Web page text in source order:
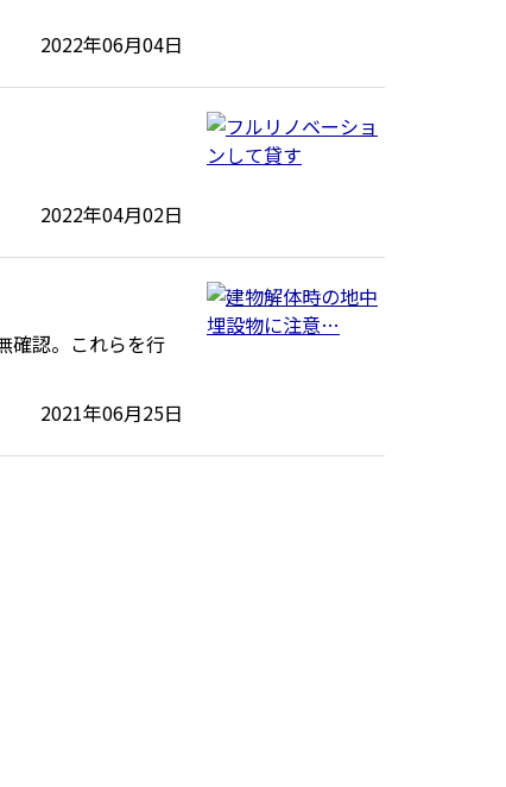
2022年06月04日
2022年04月02日
確認。これらを行
2021年06月25日